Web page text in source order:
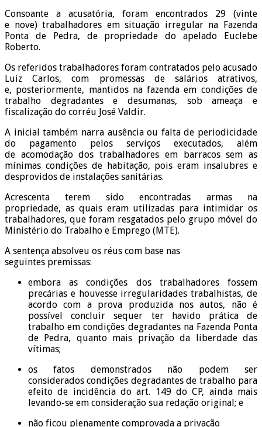
Consoante a acusatória, foram encontrados 29 (vinte
e nove) trabalhadores em situação irregular na Fazenda
Ponta de Pedra, de propriedade do apelado Euclebe
Roberto.
Os referidos trabalhadores foram contratados pelo acusado
Luiz Carlos, com promessas de salários atrativos,
e, posteriormente, mantidos na fazenda em condições de
trabalho degradantes e desumanas, sob ameaça e
fiscalização do corréu José Valdir.
A inicial também narra ausência ou falta de periodicidade
do pagamento pelos serviços executados, além
de acomodação dos trabalhadores em barracos sem as
mínimas condições de habitação, pois eram insalubres e
desprovidos de instalações sanitárias.
Acrescenta terem sido encontradas armas na
propriedade, as quais eram utilizadas para intimidar os
trabalhadores, que foram resgatados pelo grupo móvel do
Ministério do Trabalho e Emprego (MTE).
A sentença absolveu os réus com base nas
seguintes premissas:
embora as condições dos trabalhadores fossem
precárias e houvesse irregularidades trabalhistas, de
acordo com a prova produzida nos autos, não é
possível concluir sequer ter havido prática de
trabalho em condições degradantes na Fazenda Ponta
de Pedra, quanto mais privação da liberdade das
vítimas;
os fatos demonstrados não podem ser
considerados condições degradantes de trabalho para
efeito de incidência do art. 149 do CP, ainda mais
levando-se em consideração sua redação original; e
não ficou plenamente comprovada a privação